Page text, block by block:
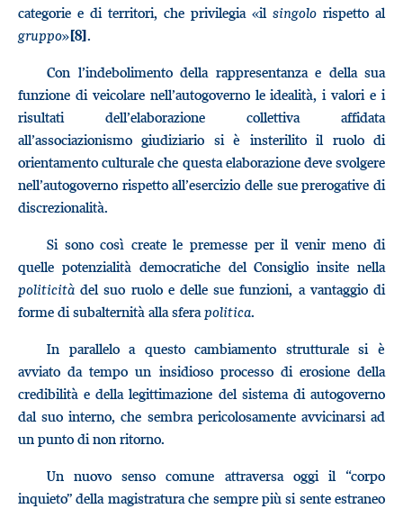
categorie e di territori, che privilegia «il singolo rispetto al
gruppo»[8].
Con l’indebolimento della rappresentanza e della sua
funzione di veicolare nell’autogoverno le idealità, i valori e i
risultati dell’elaborazione collettiva affidata
all’associazionismo giudiziario si è insterilito il ruolo di
orientamento culturale che questa elaborazione deve svolgere
nell’autogoverno rispetto all’esercizio delle sue prerogative di
discrezionalità.
Si sono così create le premesse per il venir meno di
quelle potenzialità democratiche del Consiglio insite nella
politicità del suo ruolo e delle sue funzioni, a vantaggio di
forme di subalternità alla sferapolitica.
In parallelo a questo cambiamento strutturale si è
avviato da tempo un insidioso processo di erosione della
credibilità e della legittimazione del sistema di autogoverno
dal suo interno, che sembra pericolosamente avvicinarsi ad
un punto di non ritorno.
Un nuovo senso comune attraversa oggi il “corpo
inquieto” della magistratura che sempre più si sente estraneo